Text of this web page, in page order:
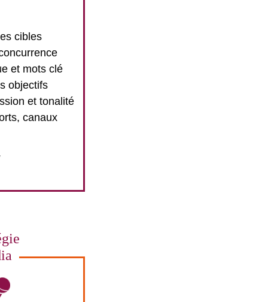
cibles
et mots clé
objectifs
et tonalité
canaux